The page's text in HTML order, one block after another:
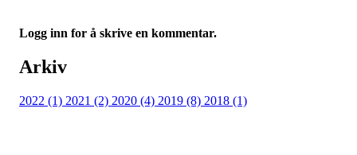
Logg inn for å skrive en kommentar.
Arkiv
2022 (1) 2021 (2) 2020 (4) 2019 (8) 2018 (1)